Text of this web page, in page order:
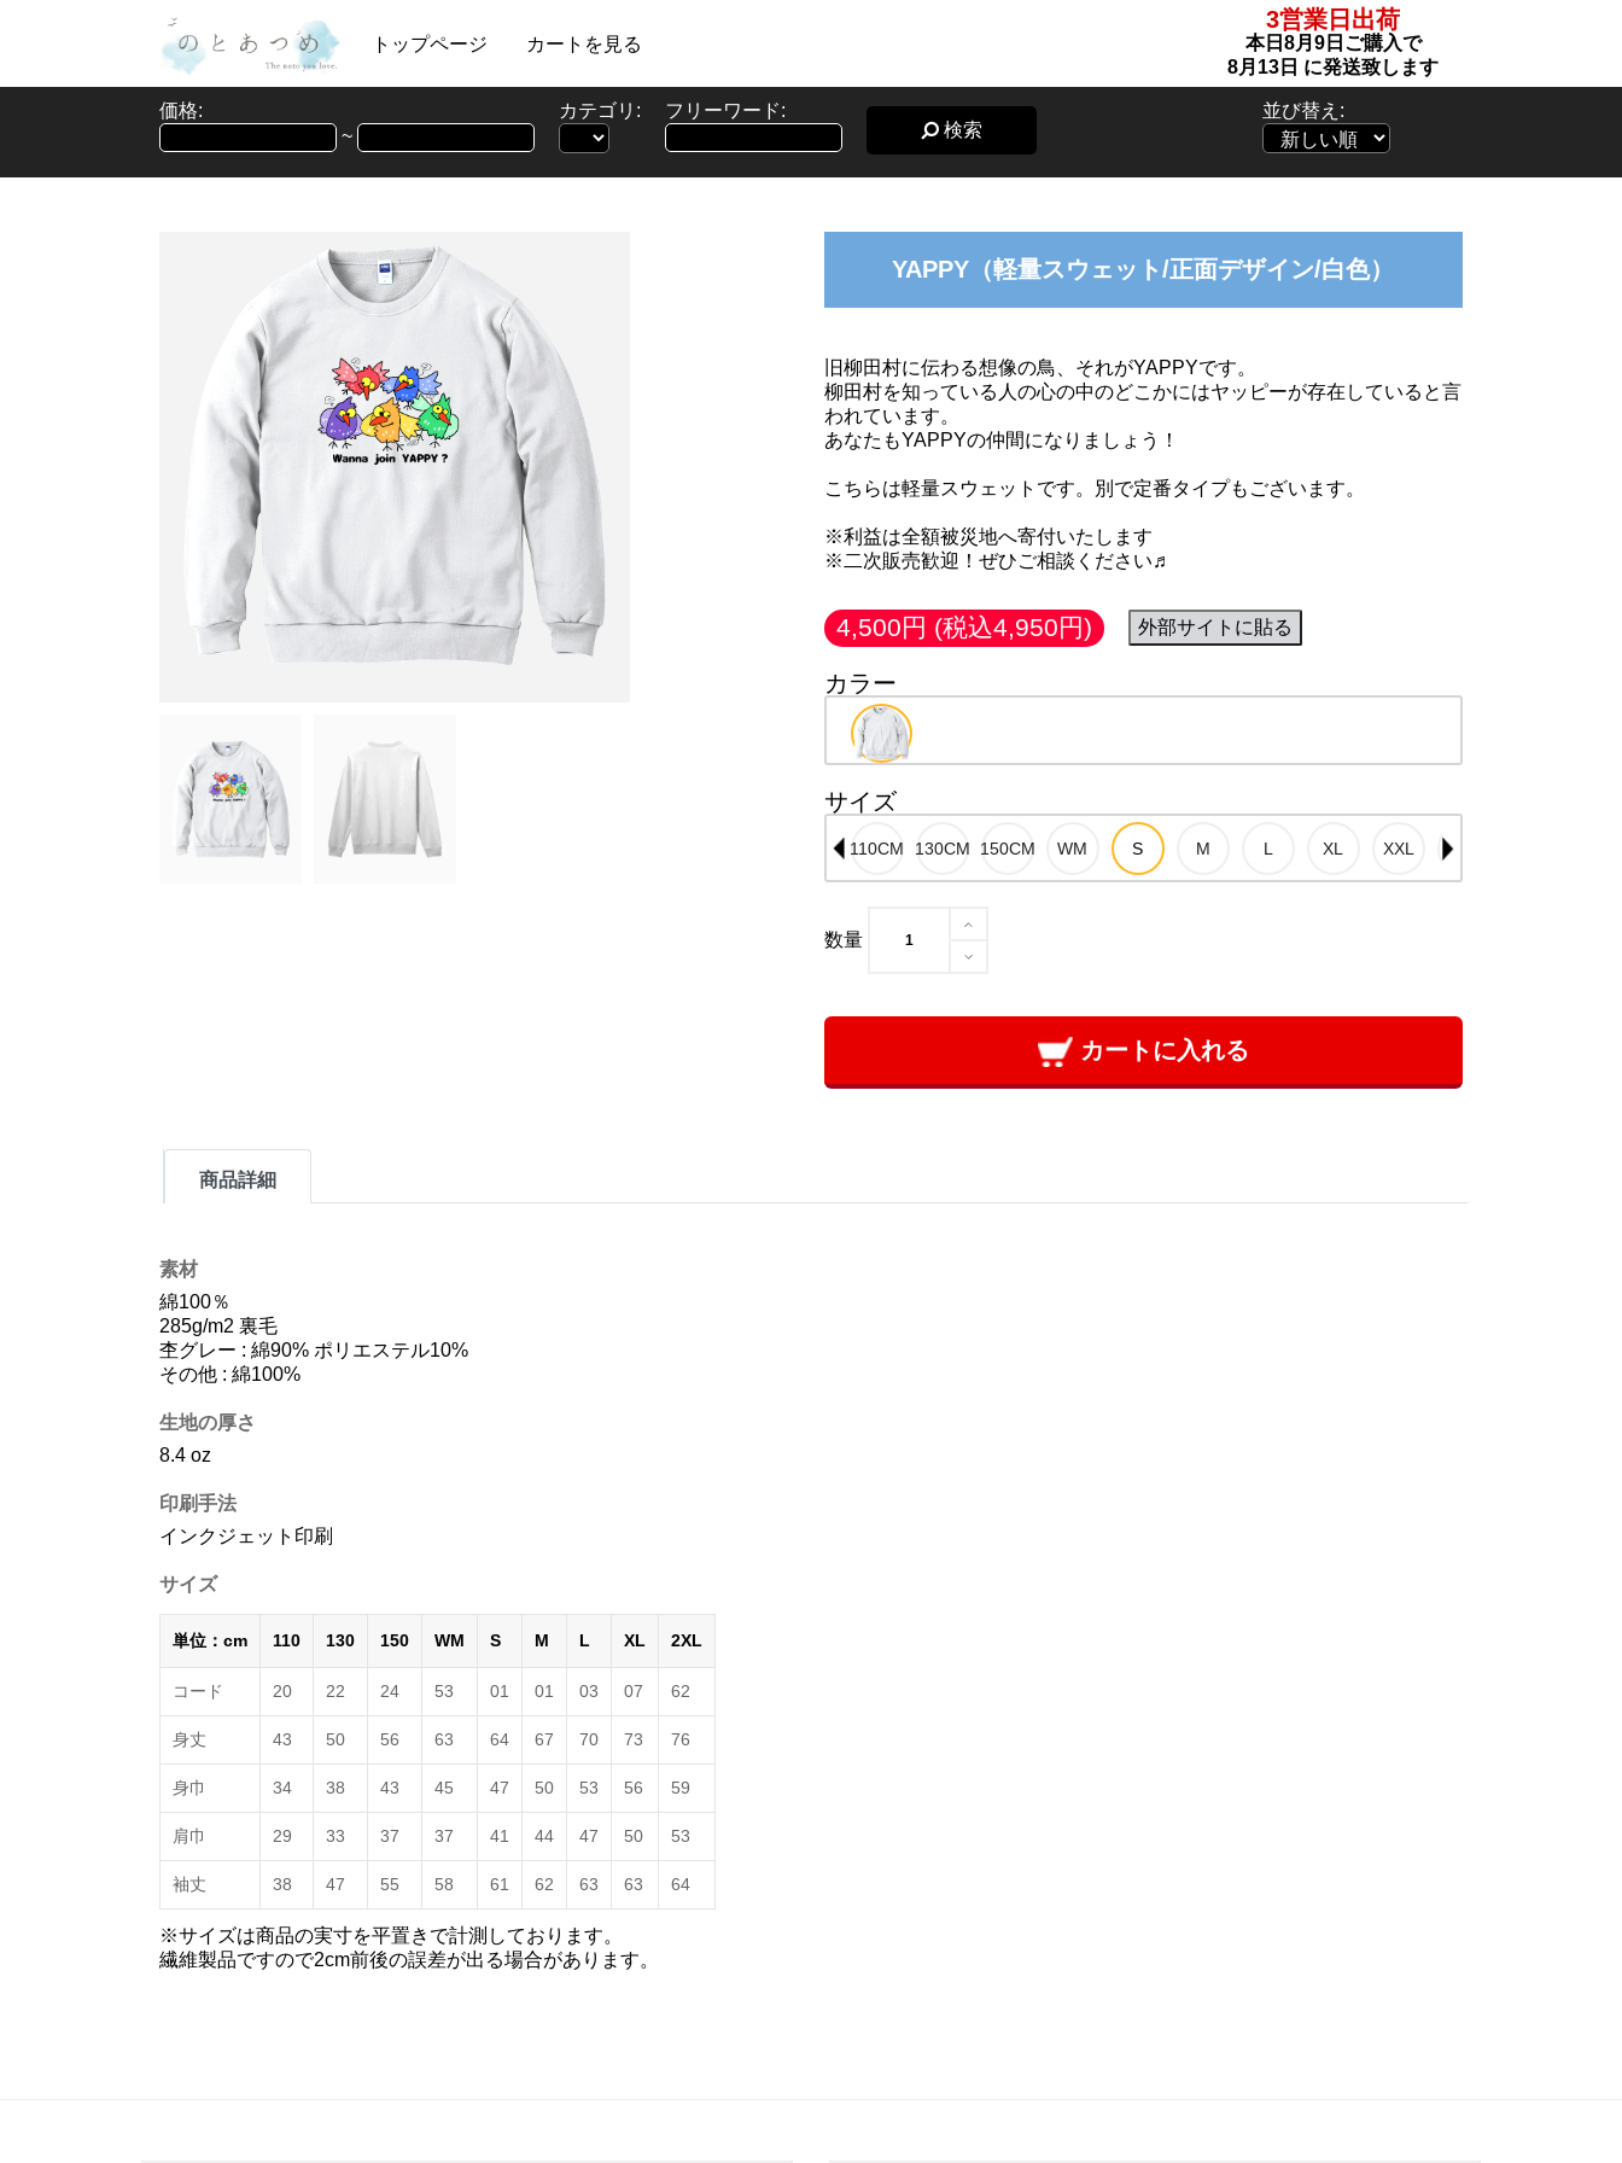
トップページ カートを見る
3営業日出荷
本日 8月9日 ご購入で
8月13日 に発送致します
価格:
~
カテゴリ:
フリーワード:
検索
並び替え:
YAPPY（軽量スウェット/正面デザイン/白色）
旧柳田村に伝わる想像の鳥、それがYAPPYです。
柳田村を知っている人の心の中のどこかにはヤッピーが存在していると言
われています。
あなたもYAPPYの仲間になりましょう！
こちらは軽量スウェットです。別で定番タイプもございます。
※利益は全額被災地へ寄付いたします
※二次販売歓迎！ぜひご相談ください♬
4,500円 (税込4,950円) 外部サイトに貼る
カラー
サイズ
数量
カートに入れる
商品詳細
素材
綿100％
285g/m2 裏毛
杢グレー : 綿90% ポリエステル10%
その他 : 綿100%
生地の厚さ
8.4 oz
印刷手法
インクジェット印刷
サイズ
単位：cm 110 130 150 WM S M L XL 2XL
コード 20 22 24 53 01 01 03 07 62
身丈 43 50 56 63 64 67 70 73 76
身巾 34 38 43 45 47 50 53 56 59
肩巾 29 33 37 37 41 44 47 50 53
袖丈 38 47 55 58 61 62 63 63 64
※サイズは商品の実寸を平置きで計測しております。
繊維製品ですので2cm前後の誤差が出る場合があります。